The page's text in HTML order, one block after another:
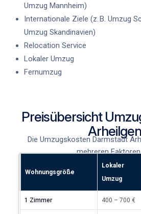
Umzug Mannheim)
Internationale Ziele (z. B. Umzug
Umzug Skandinavien)
Relocation Service
Lokaler Umzug
Fernumzug
Preisübersicht
Arheilgen
Die Umzugskosten Darmstadt
mehreren
Wohnungsgröße
Lokaler
Umzug
1 Zimmer 400 – 700 €